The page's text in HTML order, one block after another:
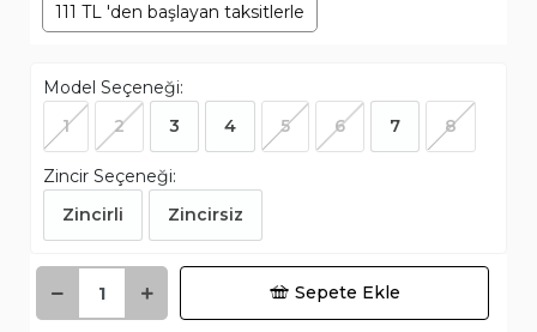
111 TL 'den başlayan taksitlerle
Model Seçeneği:
1
2 3 4 5 6 7 8
Zincir Seçeneği:
Zincirli
Zincirsiz
Sepete Ekle